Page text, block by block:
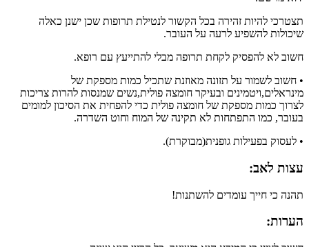
תצטרכי להיות זהירה בכל הקשור לנטילת תרופות שכן ישנן כאלה
שיכולות להשפיע לרעה על העובר.
חשוב לא להפסיק לקחת תרופה מבלי להתייעץ עם רופא.
• חשוב לשמור על תזונה מאוזנת שתכיל כמות מספקת של
מינראלים,ויטמינים ובעיקר חומצה פולית,נשים שמנסות להרות צריכות
לצרוך כמות מספקת של חומצה פולית כדי להפחית את הסיכון למומים
בעובר, כמו התפתחות לא תקינה של המוח וחוט השדרה.
• לעסוק בפעילות גופנית(מבוקרת).
עצות לאב:
תהנה כי חייך עומדים להשתנות!
הערות: